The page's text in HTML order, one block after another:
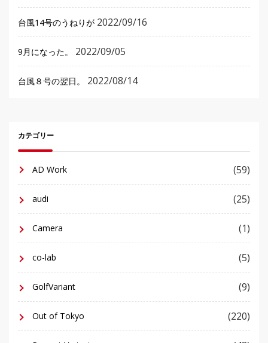
台風14号のうねりが 2022/09/16
9月になった。 2022/09/05
台風８号の翌日。 2022/08/14
カテゴリー
AD Work (59)
audi (25)
Camera (1)
co-lab (5)
GolfVariant (9)
Out of Tokyo (220)